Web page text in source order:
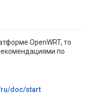
OpenWRT, то
по
ru/doc/start